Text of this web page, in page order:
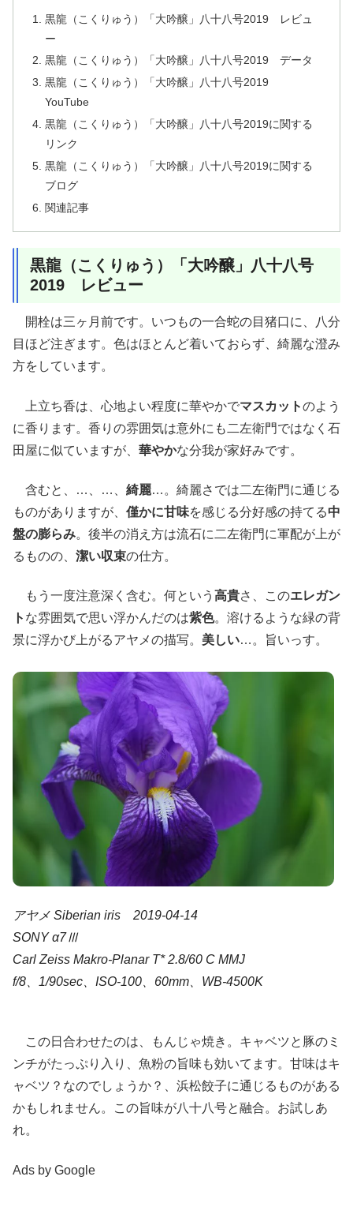
黒龍（こくりゅう）「大吟醸」八十八号2019 レビュ
ー
黒龍（こくりゅう）「大吟醸」八十八号2019 データ
黒龍（こくりゅう）「大吟醸」八十八号2019
YouTube
黒龍（こくりゅう）「大吟醸」八十八号2019に関する
リンク
黒龍（こくりゅう）「大吟醸」八十八号2019に関する
ブログ
関連記事
黒龍（こくりゅう）「大吟醸」八十八号
2019 レビュー
開栓は三ヶ月前です。いつもの一合蛇の目猪口に、八分
目ほど注ぎます。色はほとんど着いておらず、綺麗な澄み
方をしています。
上立ち香は、心地よい程度に華やかでマスカットのよう
に香ります。香りの雰囲気は意外にも二左衛門ではなく石
田屋に似ていますが、 華やかな分我が家好みです。
含むと、…、…、 綺麗…。綺麗さでは二左衛門に通じる
ものがありますが、 僅かに甘味を感じる分好感の持てる中
盤の膨らみ。後半の消え方は流石に二左衛門に軍配が上が
るものの、 潔い収束の仕方。
もう一度注意深く含む。何という 高貴さ、このエレガン
ト な雰囲気で思い浮かんだのは紫色。溶けるような緑の背
景に浮かび上がるアヤメの描写。 美しい…。旨いっす。
アヤメ Siberian iris 2019-04-14
SONY α7Ⅲ
Carl Zeiss Makro-Planar T* 2.8/60 C MMJ
f/8、1/90sec、ISO-100、60mm、WB-4500K
この日合わせたのは、もんじゃ焼き。キャベツと豚のミ
ンチがたっぷり入り、魚粉の旨味も効いてます。甘味はキ
ャベツ？なのでしょうか？、浜松餃子に通じるものがある
かもしれません。この旨味が八十八号と融合。お試しあ
れ。
Ads by Google